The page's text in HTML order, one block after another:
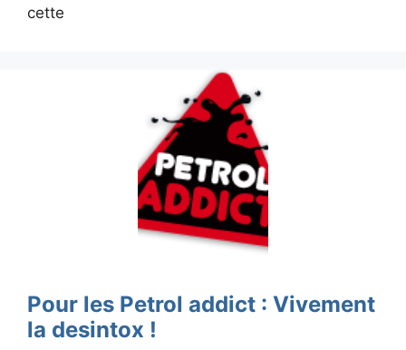
cette
Pour les Petrol addict : Vivement
la desintox !